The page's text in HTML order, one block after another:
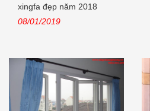
xingfa đẹp năm 2018
08/01/2019